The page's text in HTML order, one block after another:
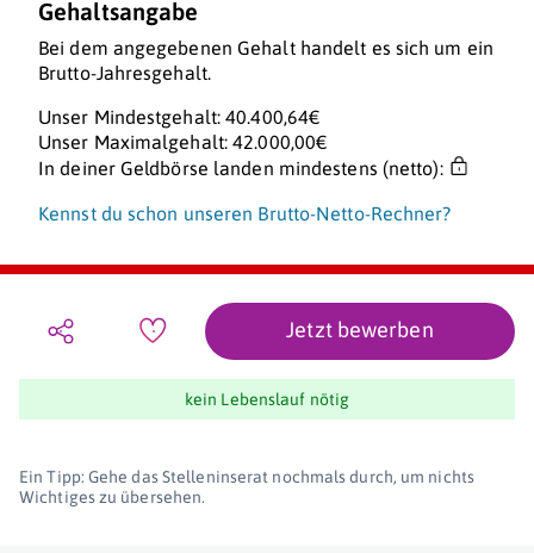
Gehaltsangabe
Bei dem angegebenen Gehalt handelt es sich um ein
Brutto-Jahresgehalt.
Unser Mindestgehalt: 40.400,64€
Unser Maximalgehalt: 42.000,00€
In deiner Geldbörse landen mindestens (netto):
Kennst du schon unseren Brutto-Netto-Rechner?
Jetzt bewerben
kein Lebenslauf nötig
Ein Tipp: Gehe das Stelleninserat nochmals durch, um nichts
Wichtiges zu übersehen.